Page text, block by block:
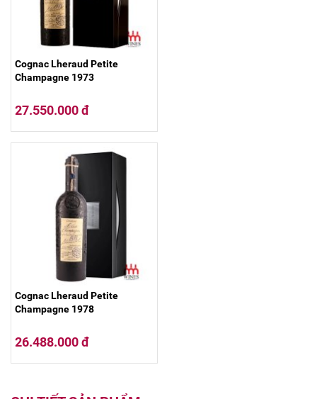
Cognac Lheraud Petite
Champagne 1973
27.550.000 đ
Cognac Lheraud Petite
Champagne 1978
26.488.000 đ